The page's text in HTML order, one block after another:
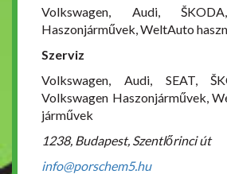
Volkswagen, Audi,
Haszonjárművek, WeltAuto
Szerviz
Volkswagen, Audi, SEAT,
Volkswagen Haszonjárművek,
járművek
1238, Budapest, Szentlőrinci út
info@porschem5.hu